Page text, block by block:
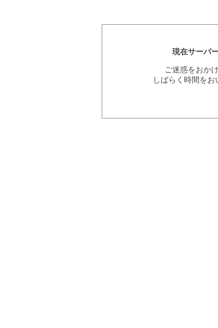
現在サーバ
ご迷惑をおか
しばらく時間を